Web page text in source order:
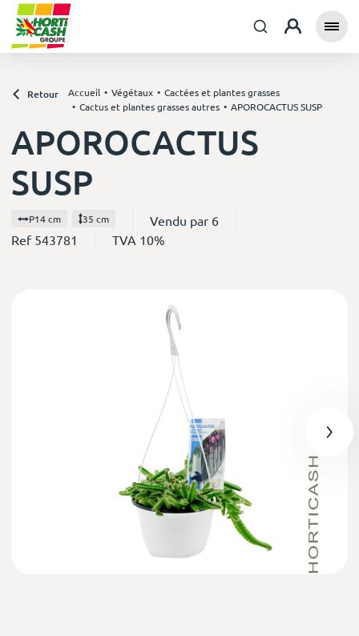
Retour Accueil Végétaux
Cactées et plantes grasses
Cactus et plantes grasses autres
APOROCACTUS SUSP
APOROCACTUS
SUSP
P14 cm 35 cm
Vendu par 6
Ref 543781
TVA 10%